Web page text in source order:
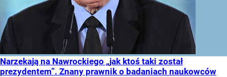
Narzekają na Nawrockiego „jak ktoś taki został
prezydentem”. Znany prawnik o badaniach naukowców